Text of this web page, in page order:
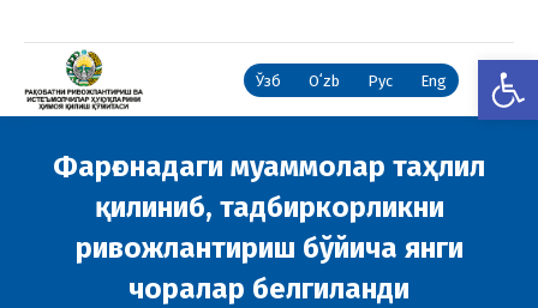
Ўзб Oʻzb Рус Eng
Фарғонадаги муаммолар таҳлил
қилиниб, тадбиркорликни
ривожлантириш бўйича янги
чоралар белгиланди